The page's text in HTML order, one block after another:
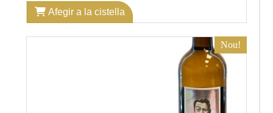
Afegir a la cistella
Nou!